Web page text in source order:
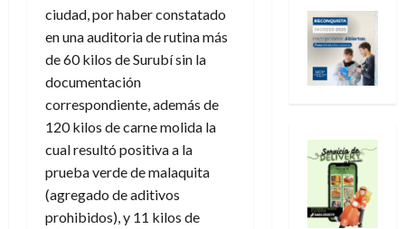
ciudad, por haber constatado
en una auditoria de rutina más
de 60 kilos de Surubí sin la
documentación
correspondiente, además de
120 kilos de carne molida la
cual resultó positiva a la
prueba verde de malaquita
(agregado de aditivos
prohibidos), y 11 kilos de